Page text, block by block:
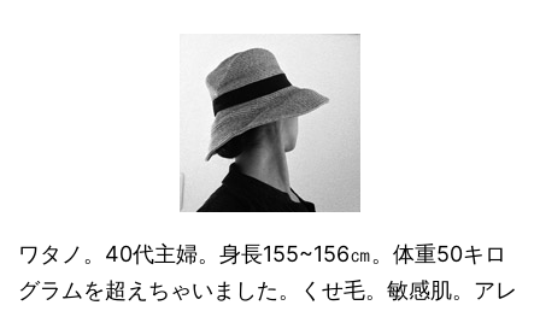
ワタノ。40代主婦。身長155~156㎝。体重50キロ
グラムを超えちゃいました。くせ毛。敏感肌。アレ